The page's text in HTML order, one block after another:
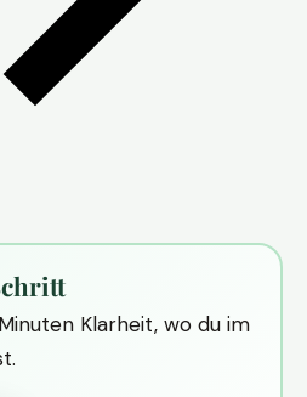
Klarheit, wo du im